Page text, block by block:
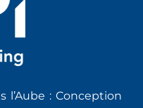
l’Aube : Conception